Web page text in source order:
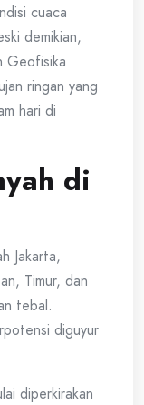
cuaca
demikian,
Geofisika
ringan yang
hari di
di
Jakarta,
Timur, dan
tebal.
diguyur
diperkirakan